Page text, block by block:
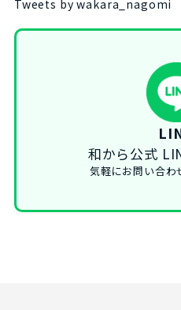
Tweets by wakara_nagomi
和から公式
気軽にお問い合わ